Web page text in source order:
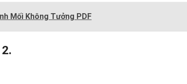
Mối Không Tưởng PDF